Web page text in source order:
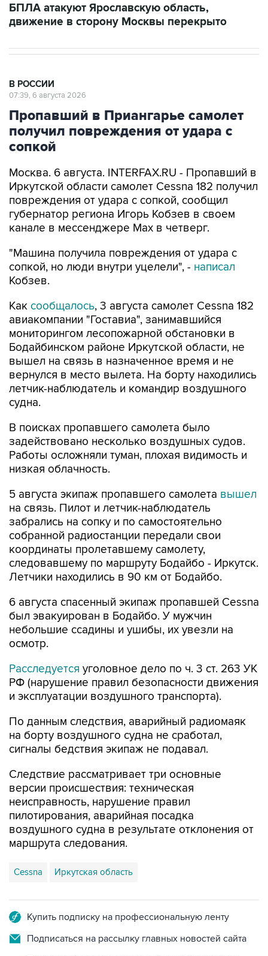
Пропавший в Приангарье самолет
получил повреждения от удара с
сопкой
Москва. 6 августа. INTERFAX.RU - Пропавший в
повреждения от удара с сопкой, сообщил
губернатор региона Игорь Кобзев в своем
канале в мессенджере Мах в четверг.
"Машина получила повреждения от удара с
Кобзев.
Каксообщалось
мониторингом лесопожарной обстановки в
Бодайбинском районе Иркутской области, не
вышел на связь в назначенное время и не
вернулся в место вылета. На борту находились
летчик-наблюдатель и командир воздушного
судна.
В поисках пропавшего самолета было
Работы осложняли туман, плохая видимость и
низкая облачность.
5 августа экипаж пропавшего самолета
забрались на сопку и по самостоятельно
собранной радиостанции передали свои
координаты пролетавшему самолету,
следовавшему по маршруту Бодайбо - Иркутск.
Летчики находились в 90 км от Бодайбо.
6 августа спасенный экипаж пропавшей Cessna
небольшие ссадины и ушибы, их увезли на
осмотр.
Расследуется
и эксплуатации воздушного транспорта).
По данным следствия, аварийный радиомаяк
сигналы бедствия экипаж не подавал.
Следствие рассматривает три основные
неисправность, нарушение правил
пилотирования, аварийная посадка
воздушного судна в результате отклонения от
маршрута следования.
Cessna Иркутская область
Подписаться на рассылку главных новостей сайта
Получать оперативные новости в официальном